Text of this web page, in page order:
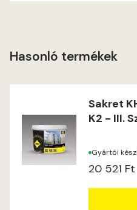
Hasonló termékek
Sakret
K2 - III.
Gyártói
20 521 Ft